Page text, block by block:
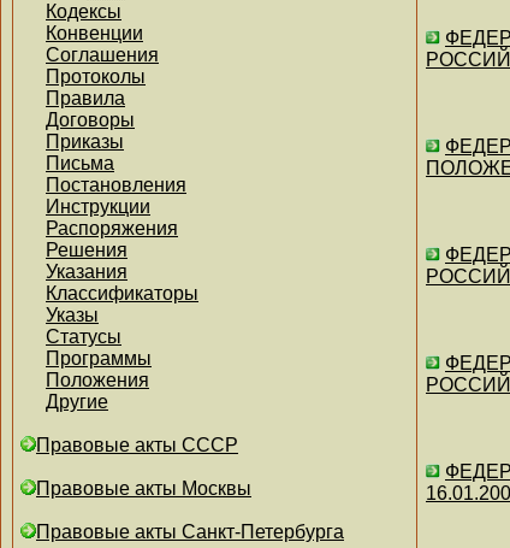
Кодексы
Конвенции
Соглашения
Протоколы
Правила
Договоры
Приказы
Письма
Постановления
Инструкции
Распоряжения
Решения
Указания
Классификаторы
Указы
Статусы
Программы
Положения
Другие
Правовые акты СССР
Правовые акты Москвы
Правовые акты Санкт-Петербурга